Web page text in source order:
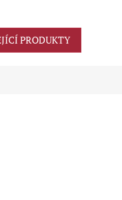
PRODUKTY